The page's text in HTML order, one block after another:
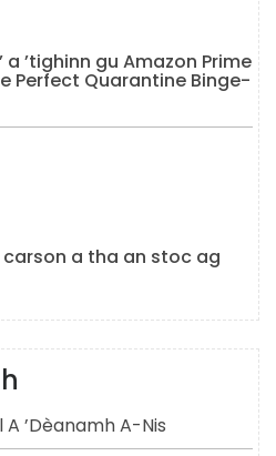
a ’tighinn gu Amazon Prime
Perfect Quarantine Binge-
a tha an stoc ag
’dèanamh A-Nis